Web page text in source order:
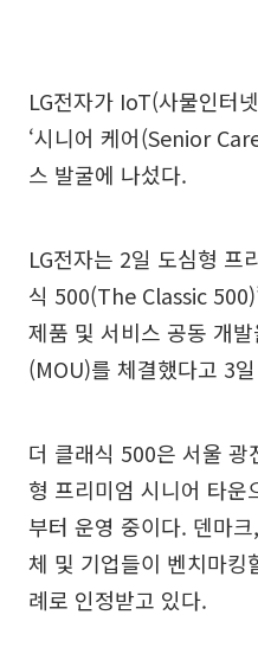
LG전자가 IoT(사물인터
‘시니어 케어(Senior
스 발굴에 나섰다.
LG전자는 2일 도심형 프
식 500(The Classic
제품 및 서비스 공동 개
(MOU)를 체결했다고 3
더 클래식 500은 서울 광
형 프리미엄 시니어 타
부터 운영 중이다. 덴마
체 및 기업들이 벤치마킹
례로 인정받고 있다.